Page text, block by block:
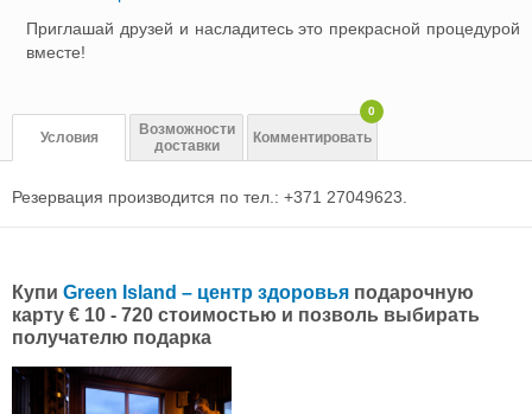
Приглашай друзей и насладитесь это прекрасной процедурой
вместе!
Условия
Возможности
доставки
Комментировать
0
Резервация производится по тел.: +371 27049623.
Купи Green Island – центр здоровья подарочную
карту € 10 - 720 стоимостью и позволь выбирать
получателю подарка